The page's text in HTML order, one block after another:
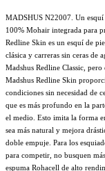
MADSHUS N22007. Un
100% Mohair integrada para
Redline Skin es un esquí de
clásica y carreras sin ceras de
Madshus Redline Classic,
Madshus Redline Skin
condiciones sin necesidad de
que es más profundo en la
el medio. Esto imita la forma
sea más natural y mejora
doble empuje. Para los
para competir, no busquen
espuma Rohacell de alto